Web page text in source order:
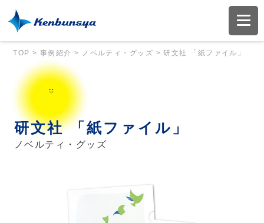
TOP >事例紹介 > ノベルティ・グッズ >研文社 「紙ファイル」
研文社 「紙ファイル」
ノベルティ・グッズ